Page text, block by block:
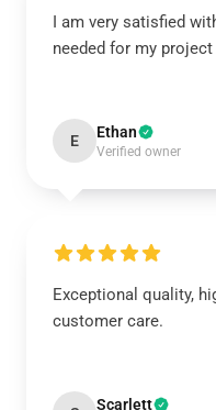
I am very satisfied
needed for my
E Ethan
Verified owner
Exceptional quality,
customer care.
Scarlett